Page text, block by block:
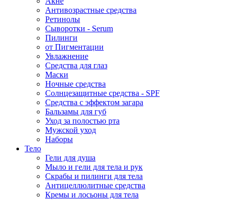
Антивозрастные средства
Ретинолы
Сыворотки - Serum
Пилинги
от Пигментации
Увлажнение
Средства для глаз
Маски
Ночные средства
Солнцезащитные средства - SPF
Средства c эффектом загара
Бальзамы для губ
Уход за полостью рта
Мужской уход
Наборы
Тело
Гели для душа
Мыло и гели для тела и рук
Скрабы и пилинги для тела
Антицеллюлитные средства
Кремы и лосьоны для тела